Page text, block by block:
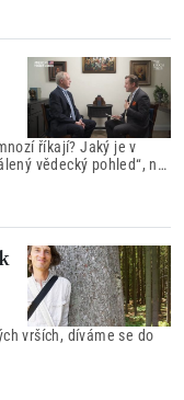
miliardáře
říkají? Jaký je v
vědecký pohled“, na
v roce 2020?
vrších, díváme se do